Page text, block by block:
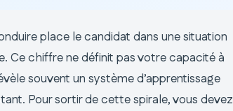
place le candidat dans une situation
Ce chiffre ne définit pas votre capacité à
souvent un système d’apprentissage
Pour sortir de cette spirale, vous devez